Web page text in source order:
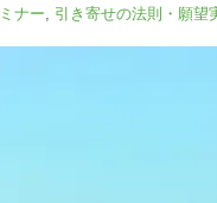
ナー 引き寄せの法則・願望